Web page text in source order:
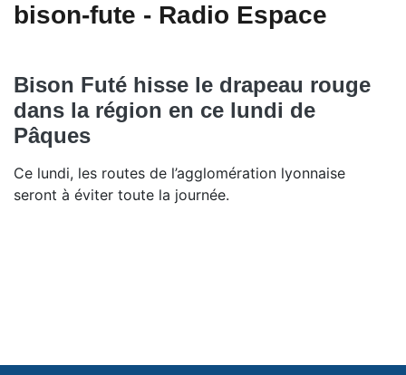
bison-fute - Radio Espace
Bison Futé hisse le drapeau rouge
dans la région en ce lundi de
Pâques
Ce lundi, les routes de l’agglomération lyonnaise
seront à éviter toute la journée.